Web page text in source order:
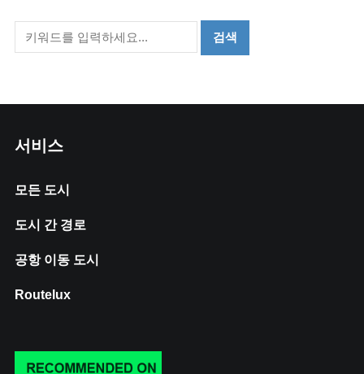
서비스
모든 도시
도시 간 경로
공항 이동 도시
Routelux